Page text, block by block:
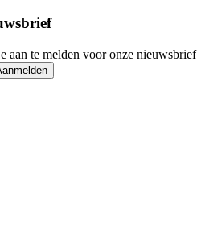
aan te melden voor onze nieuwsbrief